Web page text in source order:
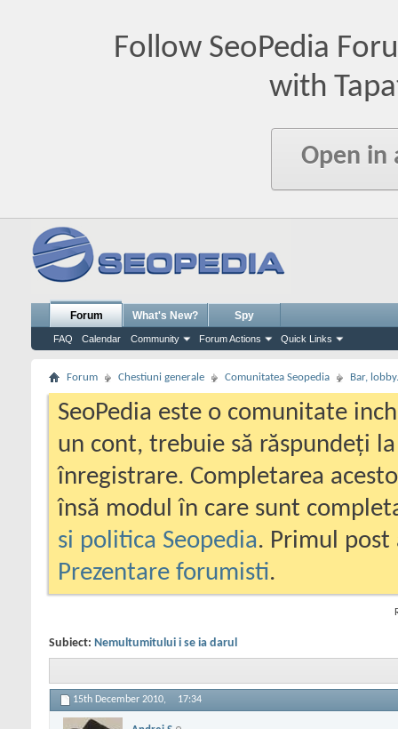
Follow SeoPedia
with
Open in
Forum
FAQ Calendar Community Forum Actions Quick Links
What's New? Spy
Forum Chestiuni generale Comunitatea Seopedia Bar,
SeoPedia este o comunitate
un cont, trebuie să răspundeți
înregistrare. Completarea
însă modul în care sunt
si politica Seopedia. Primul
Prezentare forumisti.
Subiect: Nemultumitului i se ia darul
15th December 2010, 17:34